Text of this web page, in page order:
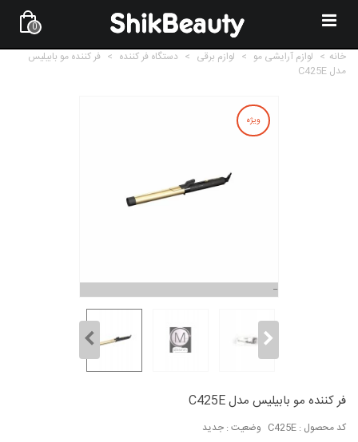
0
خانه > لوازم آرایشی مو > لوازم برقی > دستگاه فر کننده > فر کننده مو بابیلیس
مدل C425E
ویژه
فر کننده مو بابیلیس مدل C425E
کد محصول : C425E وضعیت : جدید